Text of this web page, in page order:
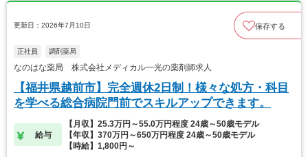
更新日：2026年7月10日 保存する
正社員 調剤薬局
なのはな薬局 株式会社メディカル一光の薬剤師求人
【福井県越前市】完全週休2日制！様々な処方・科目
を学べる総合病院門前でスキルアップできます。
給与
【月収】25.3万円～55.0万円程度 24歳～50歳モデル
【年収】370万円～650万円程度 24歳～50歳モデル
【時給】1,800円～